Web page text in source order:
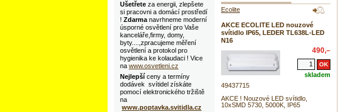
Ecolite
AKCE ECOLITE LED nouzové
svítidlo IP65, LEDER TL638L-LED
N16
490,–
skladem
49437715
AKCE ! Nouzové LED svítidlo,
10xSMD 5730, 5000K, IP65
Ušetřete za energii, zlepšete
si pracovni a domácí prostředí
! Zdarma navrhneme moderní
úsporné osvětlení pro Vaše
kanceláře,firmy, domy,
byty....,zpracujeme měření
osvětlení a protokol pro
hygienika ke kolaudaci ! Vice
na www.osvetleni.cz
Nejlepší ceny a termíny
dodávek svítidel získáte
pomocí elektronického tržiště
na
www.poptavka.svitidla.cz